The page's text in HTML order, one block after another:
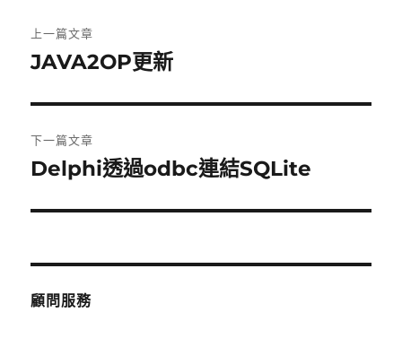
章
覽
上一篇文章
上
篇
文
章:
JAVA2OP更新
下一篇文章
下
篇
章:
Delphi透過odbc連結SQLite
顧問服務